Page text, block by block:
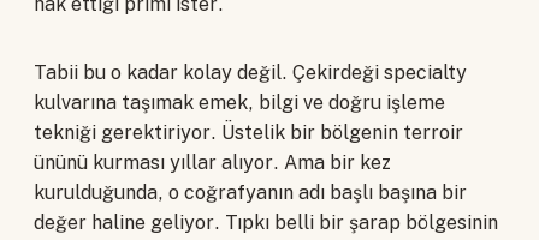
hak ettiği primi ister.
Tabii bu o kadar kolay değil. Çekirdeği specialty
kulvarına taşımak emek, bilgi ve doğru işleme
tekniği gerektiriyor. Üstelik bir bölgenin terroir
ününü kurması yıllar alıyor. Ama bir kez
kurulduğunda, o coğrafyanın adı başlı başına bir
değer haline geliyor. Tıpkı belli bir şarap bölgesinin